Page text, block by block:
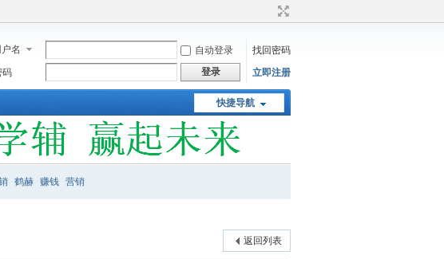
名 自动登录
找回密码
码
登录 立即注册
快捷导航
鹤赫 赚钱 营销
返回列表